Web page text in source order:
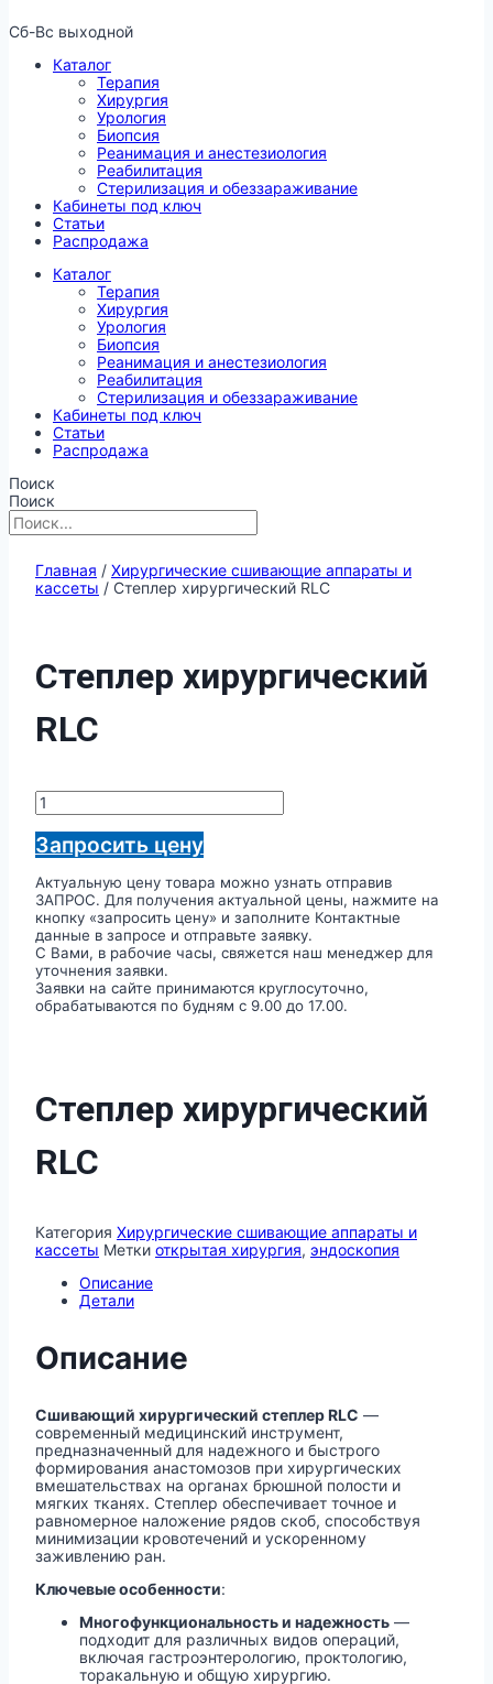
Сб-Вс выходной
Каталог
Терапия
Хирургия
Урология
Биопсия
Реанимация и анестезиология
Реабилитация
Стерилизация и обеззараживание
Кабинеты под ключ
Статьи
Распродажа
Каталог
Терапия
Хирургия
Урология
Биопсия
Реанимация и анестезиология
Реабилитация
Стерилизация и обеззараживание
Кабинеты под ключ
Статьи
Распродажа
Поиск
Поиск
Главная / Хирургические сшивающие аппараты и
кассеты / Степлер хирургический RLC
Степлер хирургический
RLC
Количество
товара
Степлер
хирургический
Запросить цену
Актуальную цену товара можно узнать отправив
ЗАПРОС. Для получения актуальной цены, нажмите на
кнопку «запросить цену» и заполните Контактные
данные в запросе и отправьте заявку.
С Вами, в рабочие часы, свяжется наш менеджер для
уточнения заявки.
Заявки на сайте принимаются круглосуточно,
обрабатываются по будням с 9.00 до 17.00.
Степлер хирургический
RLC
Категория Хирургические сшивающие аппараты и
кассеты Метки открытая хирургия, эндоскопия
Описание
Детали
Описание
Сшивающий хирургический степлер RLC —
современный медицинский инструмент,
предназначенный для надежного и быстрого
формирования анастомозов при хирургических
вмешательствах на органах брюшной полости и
мягких тканях. Степлер обеспечивает точное и
равномерное наложение рядов скоб, способствуя
минимизации кровотечений и ускоренному
заживлению ран.
Ключевые особенности:
Многофункциональность и надежность —
подходит для различных видов операций,
включая гастроэнтерологию, проктологию,
торакальную и общую хирургию.